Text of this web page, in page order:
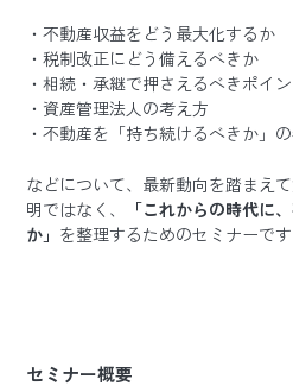
不動産収益をどう最大化するか
税制改正にどう備えるべきか
相続・承継で押さえるべきポイ
資産管理法人の考え方
不動産を「持ち続けるべきか」
などについて、最新動向を踏まえ
明ではなく、
「これからの時代に
か」 を整理するためのセミナーです
セミナー概要